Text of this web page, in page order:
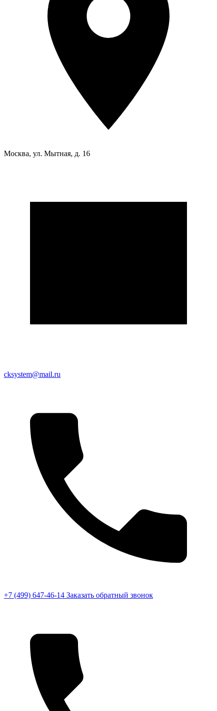
Москва, ул. Мытная, д. 16
cksystem@mail.ru
+7 (499) 647-46-14 Заказать обратный звонок